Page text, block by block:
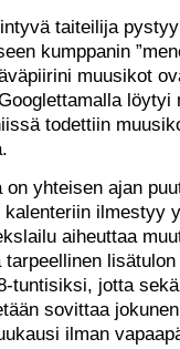
taiteilija
kumppanin
muusikot
löytyi
todettiin
yhteisen ajan
ilmestyy
aiheuttaa
tuntisiksi, jotta
sovittaa
ilman